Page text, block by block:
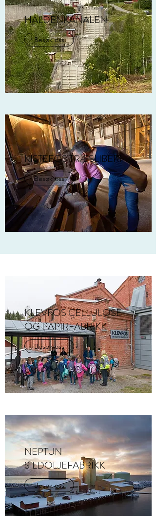
HALDENKANALEN
Besøk oss
KISTEFOS TRÆSLIBERI
Besøk oss
KLEVFOS CELLULOSE
OG PAPIRFABRIKK
Besøk oss
NEPTUN
SILDOLJEFABRIKK
Besøk oss